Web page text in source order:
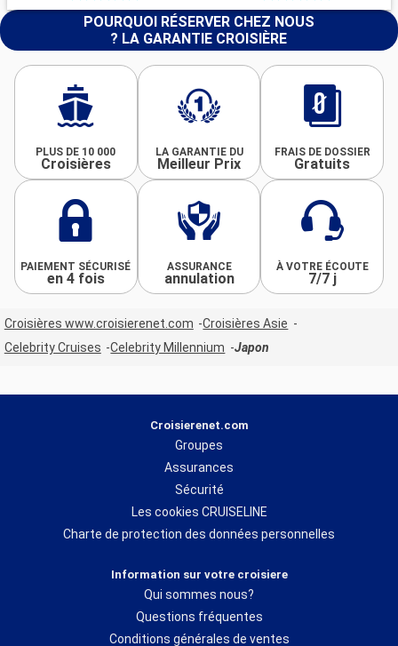
POURQUOI RÉSERVER CHEZ NOUS
? LA GARANTIE CROISIÈRE
PLUS DE 10 000
Croisières
LA GARANTIE DU
Meilleur Prix
FRAIS DE DOSSIER
Gratuits
PAIEMENT SÉCURISÉ
en 4 fois
ASSURANCE
annulation
À VOTRE ÉCOUTE
7/7 j
Croisières www.croisierenet.com
Croisières Asie
Celebrity Cruises
Celebrity Millennium Japon
Croisierenet.com
Groupes
Assurances
Sécurité
Les cookies CRUISELINE
Charte de protection des données personnelles
Information sur votre croisiere
Qui sommes nous?
Questions fréquentes
Conditions générales de ventes